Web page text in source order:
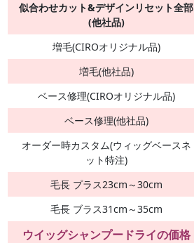
似合わせカット&デザインリセット全部
(他社品)
増毛(CIROオリジナル品)
増毛(他社品)
ベース修理(CIROオリジナル品)
ベース修理(他社品)
オーダー時カスタム(ウィッグベースネ
ット特注)
毛長 プラス23cm～30cm
毛長 ブラス31cm～35cm
ウイッグシャンプードライの価格